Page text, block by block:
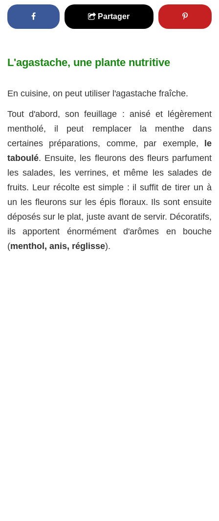
Partager
L'agastache, une plante nutritive
En cuisine, on peut utiliser l'agastache fraîche.
Tout d'abord, son feuillage : anisé et légèrement
mentholé, il peut remplacer la menthe dans
certaines préparations, comme, par exemple,
le
taboulé. Ensuite, les fleurons des fleurs parfument
les salades, les verrines, et même les salades de
fruits. Leur récolte est simple : il suffit de tirer un à
un les fleurons sur les épis floraux. Ils sont ensuite
déposés sur le plat, juste avant de servir. Décoratifs,
ils apportent énormément d'arômes en bouche
(menthol, anis, réglisse).